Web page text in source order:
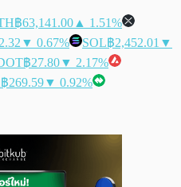
฿63,141.00 ▲ 1.51%
▼ 0.67% SOL฿2,452.01 ▼
฿27.80▼ 2.17%
฿269.59▼ 0.92%